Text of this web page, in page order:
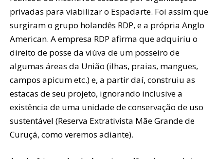
privadas para viabilizar o Espadarte. Foi assim que
surgiram o grupo holandês RDP, e a própria Anglo
American. A empresa RDP afirma que adquiriu o
direito de posse da viúva de um posseiro de
algumas áreas da União (ilhas, praias, mangues,
campos apicum etc.) e, a partir daí, construiu as
estacas de seu projeto, ignorando inclusive a
existência de uma unidade de conservação de uso
sustentável (Reserva Extrativista Mãe Grande de
Curuçá, como veremos adiante).